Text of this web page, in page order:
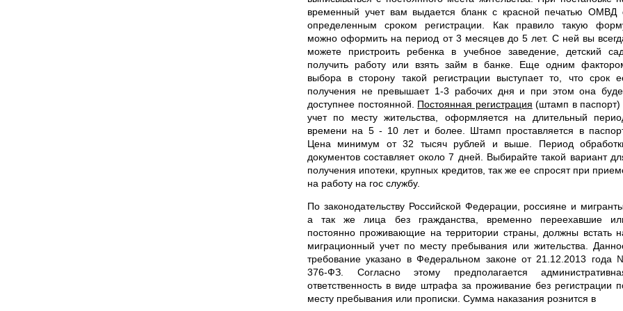
временный учет вам выдается бланк с красной печатью ОМВД
определенным сроком регистрации. Как правило такую
можно оформить на период от 3 месяцев до 5 лет. С ней вы
можете пристроить ребенка в учебное заведение, детский сад,
получить работу или взять займ в банке. Еще одним
выбора в сторону такой регистрации выступает то, что срок
получения не превышает 1-3 рабочих дня и при этом она
доступнее постоянной. Постоянная регистрация (штамп в паспорт)
учет по месту жительства, оформляется на длительный
времени на 5 - 10 лет и более. Штамп проставляется в
Цена минимум от 32 тысяч рублей и выше. Период
документов составляет около 7 дней. Выбирайте такой вариант
получения ипотеки, крупных кредитов, так же ее спросят при
на работу на гос службу.
По законодательству Российской Федерации, россияне и
а так же лица без гражданства, временно переехавшие
постоянно проживающие на территории страны, должны встать
миграционный учет по месту пребывания или жительства.
требование указано в Федеральном законе от 21.12.2013 года
376-ФЗ. Согласно этому предполагается
ответственность в виде штрафа за проживание без регистрации
месту пребывания или прописки. Сумма наказания рознится в